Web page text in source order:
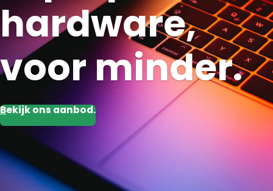
hardware,
voor minder.
Bekijk ons aanbod.